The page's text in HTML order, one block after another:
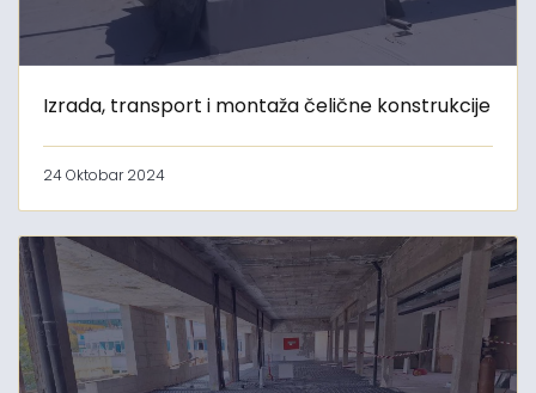
Izrada, transport i montaža čelične konstrukcije
24 Oktobar 2024